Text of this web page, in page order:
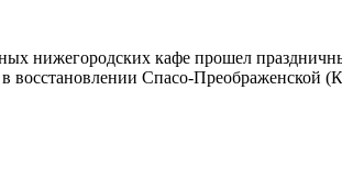
нижегородских кафе прошел
восстановлении Спасо-Преображенской